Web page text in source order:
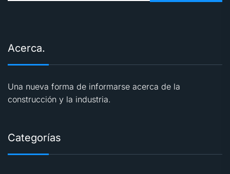
Acerca.
Una nueva forma de informarse acerca de la
construcción y la industria.
Categorías